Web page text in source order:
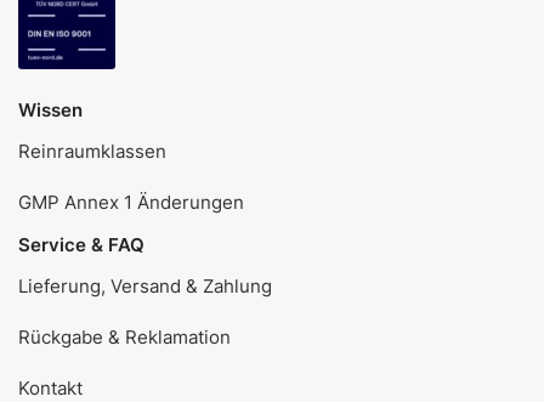
Wissen
Reinraumklassen
GMP Annex 1 Änderungen
Service & FAQ
Lieferung, Versand & Zahlung
Rückgabe & Reklamation
Kontakt